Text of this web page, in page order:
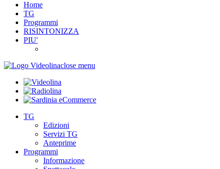
Home
TG
Programmi
RISINTONIZZA
PIU'
close menu
TG
Edizioni
Servizi TG
Anteprime
Programmi
Informazione